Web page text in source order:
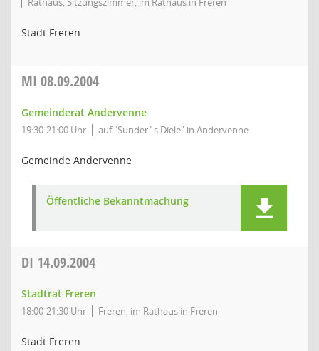
Stadt Freren
MI 08.09.2004
Gemeinderat Andervenne
19:30-21:00 Uhr auf "Sunder´s Diele" in Andervenne
Gemeinde Andervenne
Öffentliche Bekanntmachung
DI 14.09.2004
Stadtrat Freren
18:00-21:30 Uhr Freren, im Rathaus in Freren
Stadt Freren